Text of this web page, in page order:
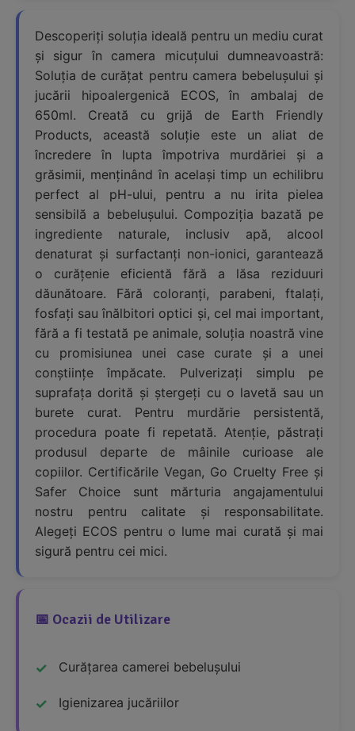
Descoperiți soluția ideală pentru un mediu curat
și sigur în camera micuțului dumneavoastră:
Soluția de curățat pentru camera bebelușului și
jucării hipoalergenică ECOS, în ambalaj de
650ml. Creată cu grijă de Earth Friendly
Products, această soluție este un aliat de
încredere în lupta împotriva murdăriei și a
grăsimii, menținând în același timp un echilibru
perfect al pH-ului, pentru a nu irita pielea
sensibilă a bebelușului. Compoziția bazată pe
ingrediente naturale, inclusiv apă, alcool
denaturat și surfactanți non-ionici, garantează
o curățenie eficientă fără a lăsa reziduuri
dăunătoare. Fără coloranți, parabeni, ftalați,
fosfați sau înălbitori optici și, cel mai important,
fără a fi testată pe animale, soluția noastră vine
cu promisiunea unei case curate și a unei
conștiințe împăcate. Pulverizați simplu pe
suprafața dorită și ștergeți cu o lavetă sau un
burete curat. Pentru murdărie persistentă,
procedura poate fi repetată. Atenție, păstrați
produsul departe de mâinile curioase ale
copiilor. Certificările Vegan, Go Cruelty Free și
Safer Choice sunt mărturia angajamentului
nostru pentru calitate și responsabilitate.
Alegeți ECOS pentru o lume mai curată și mai
sigură pentru cei mici.
📅 Ocazii de Utilizare
Curățarea camerei bebelușului
Igienizarea jucăriilor